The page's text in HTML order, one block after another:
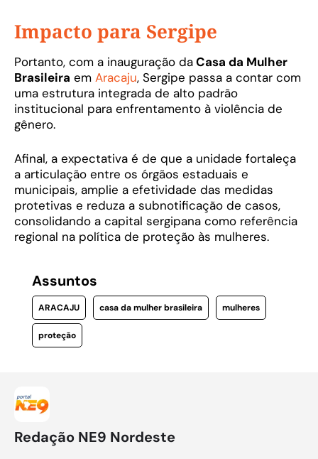
Impacto para Sergipe
Portanto, com a inauguração daCasa da Mulher
Brasileira em Aracaju, Sergipe passa a contar com
uma estrutura integrada de alto padrão
institucional para enfrentamento à violência de
gênero.
Afinal, a expectativa é de que a unidade fortaleça
a articulação entre os órgãos estaduais e
municipais, amplie a efetividade das medidas
protetivas e reduza a subnotificação de casos,
consolidando a capital sergipana como referência
regional na política de proteção às mulheres.
Assuntos
ARACAJU casa da mulher brasileira mulheres
proteção
Redação NE9 Nordeste